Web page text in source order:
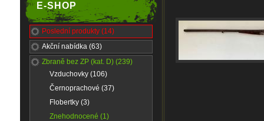
E-SHOP
Poslední produkty (14)
Akční nabídka (63)
Zbraně bez ZP (kat. D) (239)
Vzduchovky (106)
Černoprachové (37)
Flobertky (3)
Znehodnocené (1)